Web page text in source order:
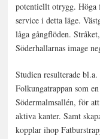
potentiellt otrygg. Höga
service i detta läge.
låga gångflöden.
Söderhallarnas image
Studien resulterade
Folkungatrappan som
Södermalmsallén, för
aktiva kanter. Samt
kopplar ihop